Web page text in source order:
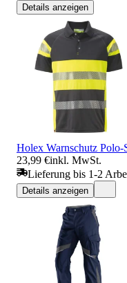
Details anzeigen
Holex Warnschutz
23,99 €inkl. MwSt.
Lieferung bis 1-2
Details anzeigen